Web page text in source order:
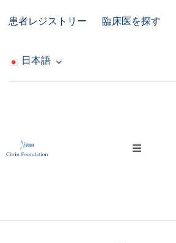
content
患者レジストリー 臨床医を探す
日本語
Toggle
オンライン資料